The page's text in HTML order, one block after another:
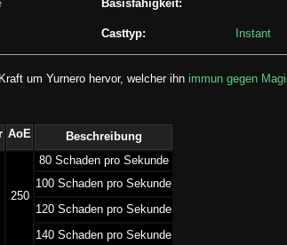
Basisfähigkeit:
Casttyp: Instant
um Yurnero hervor, welcher ihn immun gegen
AoE
Beschreibung
250
­80 Schaden pro Sekunde
­100 Schaden pro Sekunde
­120 Schaden pro Sekunde
­140 Schaden pro Sekunde